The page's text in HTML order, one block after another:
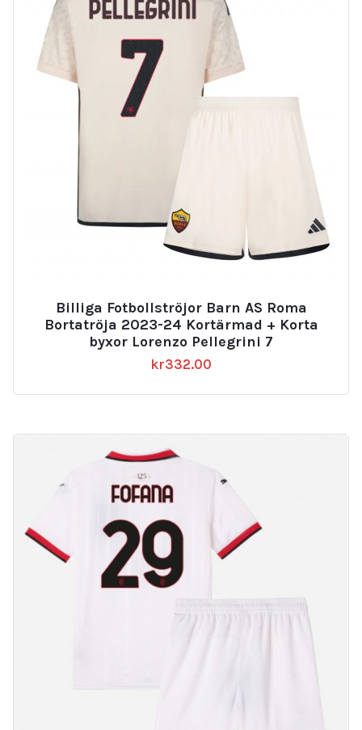
Billiga Fotbollströjor Barn AS Roma
Bortatröja 2023-24 Kortärmad + Korta
byxor Lorenzo Pellegrini 7
kr332.00